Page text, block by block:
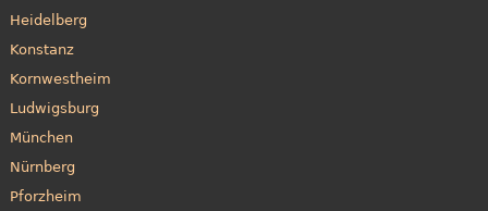
Heidelberg
Konstanz
Kornwestheim
Ludwigsburg
München
Nürnberg
Pforzheim